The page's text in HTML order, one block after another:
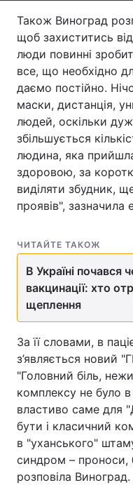
Також Виноград
щоб захиститись
люди повинні
все, що необхідно
даємо постійно.
маски, дистанція,
людей, оскільки
збільшується
людина, яка
здоровою, за
виділяти збудник,
проявів", зазначила
ЧИТАЙТЕ ТАКОЖ
В Україні почався
вакцинації: хто
щеплення
За її словами, в
з’являється новий
"Головний біль,
комплексу не було в
властиво саме для
бути і класичний
в "уханського"
синдром – проноси,
розповіла Виноград.